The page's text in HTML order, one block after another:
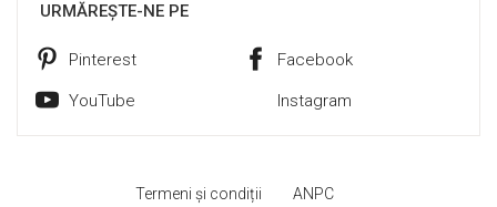
URMĂREȘTE-NE PE
Pinterest Facebook
YouTube Instagram
Termeni și condiții ANPC